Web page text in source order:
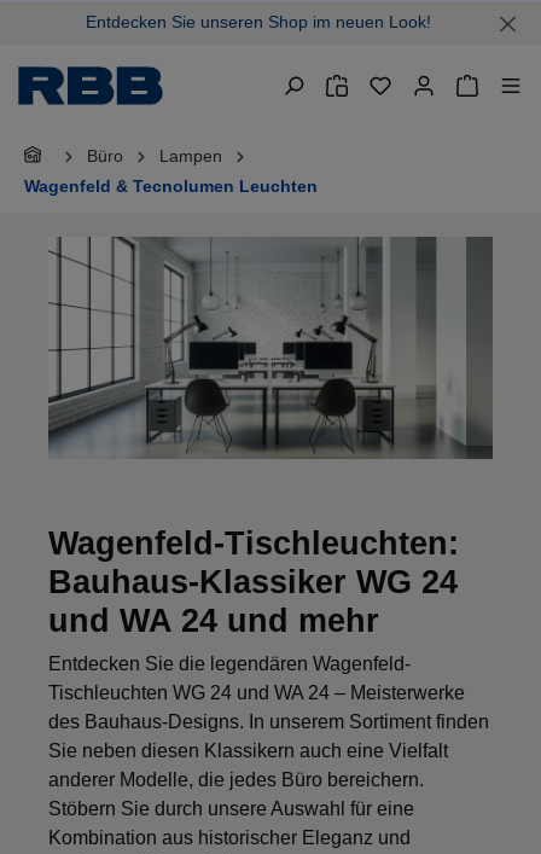
springenEntdecken Sie unseren Shop im neuen Look!
Büro
Lampen
Wagenfeld & Tecnolumen Leuchten
Wagenfeld-Tischleuchten:
Bauhaus-Klassiker WG 24
und WA 24 und mehr
Entdecken Sie die legendären Wagenfeld-
Tischleuchten WG 24 und WA 24 – Meisterwerke
des Bauhaus-Designs. In unserem Sortiment finden
Sie neben diesen Klassikern auch eine Vielfalt
anderer Modelle, die jedes Büro bereichern.
Stöbern Sie durch unsere Auswahl für eine
Kombination aus historischer Eleganz und